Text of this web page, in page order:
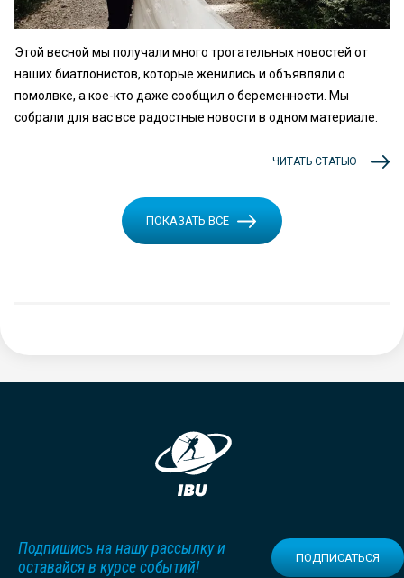
Этой весной мы получали много трогательных новостей от
наших биатлонистов, которые женились и объявляли о
помолвке, а кое-кто даже сообщил о беременности. Мы
собрали для вас все радостные новости в одном материале.
ЧИТАТЬ СТАТЬЮ
ПОКАЗАТЬ ВСЕ
Подпишись на нашу рассылку и
оставайся в курсе событий!
ПОДПИСАТЬСЯ